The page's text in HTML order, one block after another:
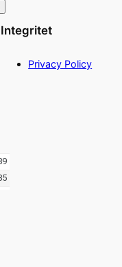
Integritet
Privacy Policy